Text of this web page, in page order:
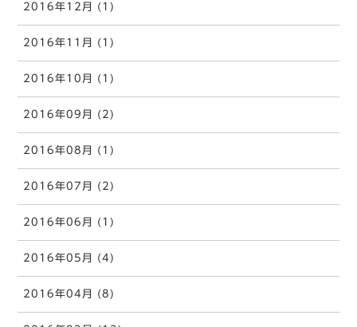
2016年12月 (1)
2016年11月 (1)
2016年10月 (1)
2016年09月 (2)
2016年08月 (1)
2016年07月 (2)
2016年06月 (1)
2016年05月 (4)
2016年04月 (8)